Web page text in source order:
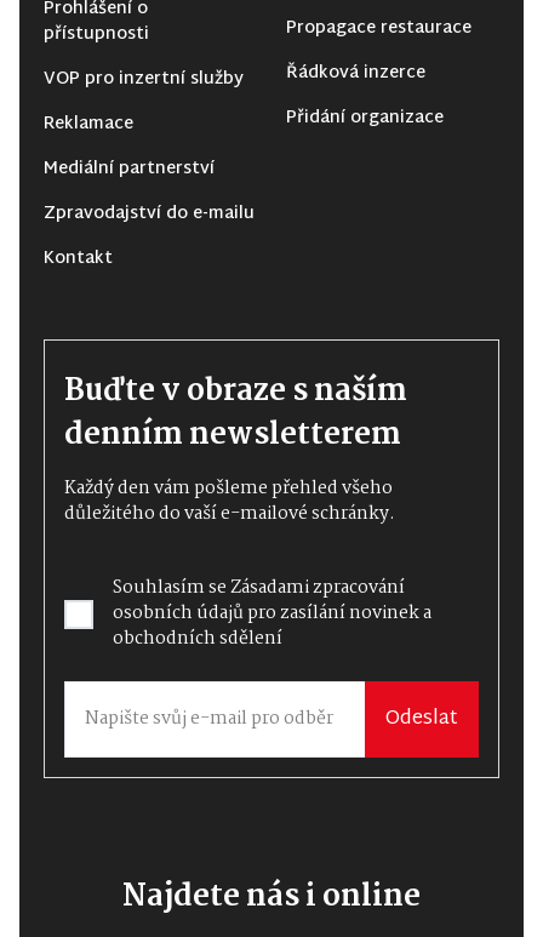
Prohlášení o
přístupnosti
VOP pro inzertní služby
Reklamace
Mediální partnerství
Zpravodajství do e-mailu
Kontakt
Propagace restaurace
Řádková inzerce
Přidání organizace
Buďte v obraze s naším
denním newsletterem
Každý den vám pošleme přehled všeho
důležitého do vaší e-mailové schránky.
Souhlasím seZásadami zpracování
osobních údajůpro zasílání novinek a
obchodních sdělení
Odeslat
Najdete nás i online